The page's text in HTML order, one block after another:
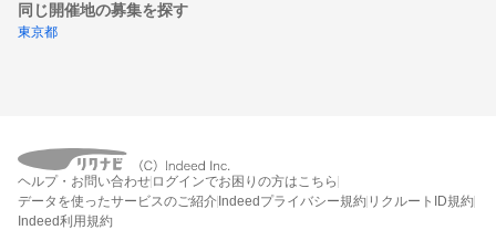
同じ開催地の募集を探す
東京都
エントリーするとプログラムの詳細案内を
受け取れるようになります
ヘルプ・お問い合わせ ログインでお困りの方はこちら
データを使ったサービスのご紹介 Indeedプライバシー規約 リクルートID規約
Indeed利用規約